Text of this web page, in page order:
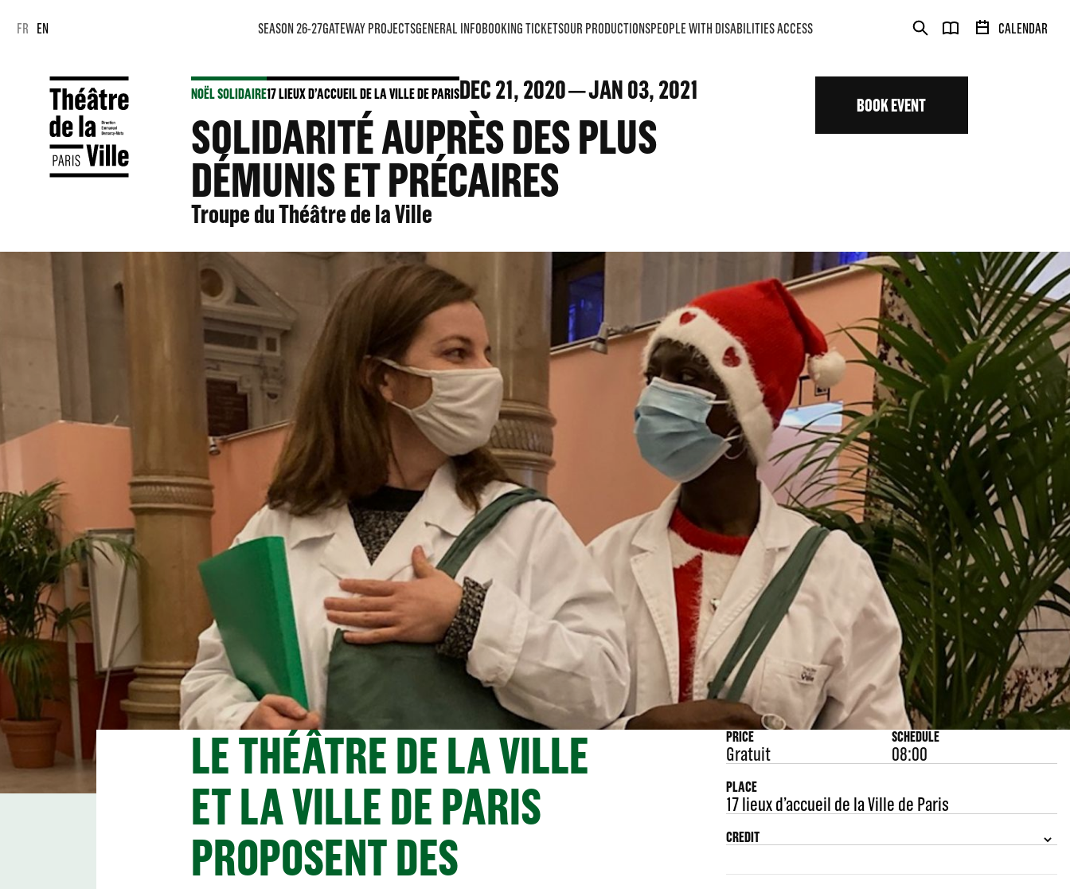
FR EN CALENDAR
SEASON 26-27GATEWAY PROJECTSGENERAL INFOBOOKING TICKETSOUR PRODUCTIONSPEOPLE WITH DISABILITIES ACCESS
NOËL SOLIDAIRE17 LIEUX D’ACCUEIL DE LA VILLE DE PARISDEC21, 2020 JAN03, 2021
SOLIDARITÉ AUPRÈS DES PLUS
DÉMUNIS ET PRÉCAIRES
Troupe du Théâtre de la Ville
BOOK EVENT
LE THÉÂTRE DE LA VILLE
ET LA VILLE DE PARIS
PROPOSENT DES
PRICE
Gratuit
SCHEDULE
08:00
PLACE
17 lieux d’accueil de la Ville de Paris
CREDIT